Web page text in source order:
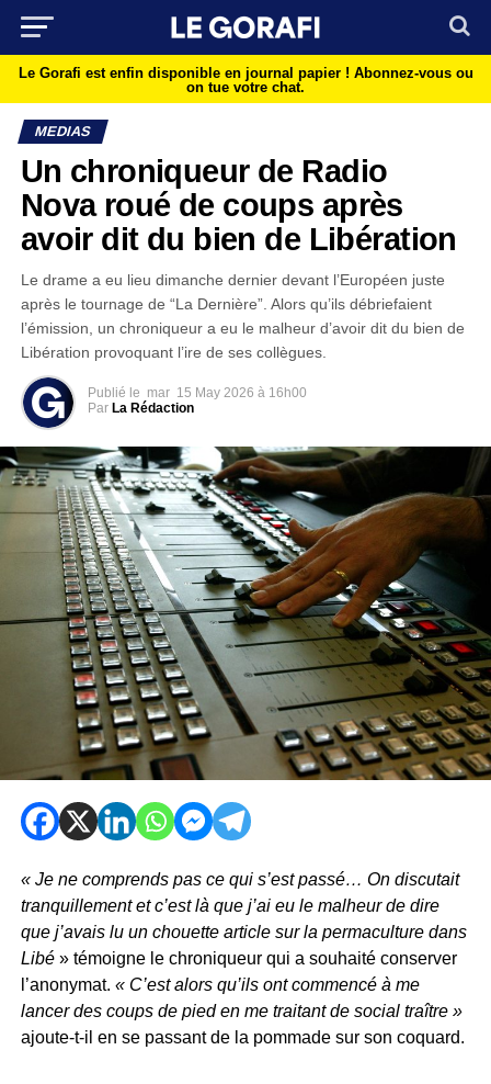
Le Gorafi est enfin disponible en journal papier ! Abonnez-vous ou
on tue votre chat.
MEDIAS
Un chroniqueur de Radio
Nova roué de coups après
avoir dit du bien de Libération
Le drame a eu lieu dimanche dernier devant l’Européen juste
après le tournage de “La Dernière”. Alors qu’ils débriefaient
l’émission, un chroniqueur a eu le malheur d’avoir dit du bien de
Libération provoquant l’ire de ses collègues.
Publié le mar 15 May 2026 à 16h00
Par La Rédaction
« Je ne comprends pas ce qui s’est passé… On discutait
tranquillement et c’est là que j’ai eu le malheur de dire
que j’avais lu un chouette article sur la permaculture dans
Libé » témoigne le chroniqueur qui a souhaité conserver
l’anonymat. « C’est alors qu’ils ont commencé à me
lancer des coups de pied en me traitant de social traître »
ajoute-t-il en se passant de la pommade sur son coquard.